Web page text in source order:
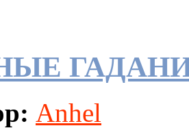
Anhel